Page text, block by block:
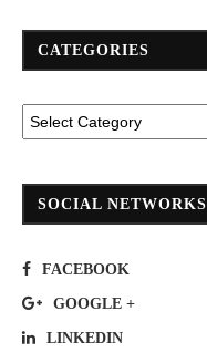
CATEGORIES
SOCIAL NETWORKS
FACEBOOK
GOOGLE +
LINKEDIN